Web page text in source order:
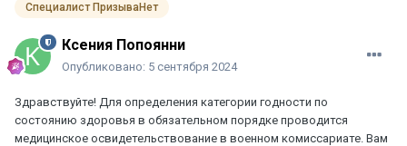
Специалист ПризываНет
Ксения Попоянни
Опубликовано: 5 сентября 2024
Здравствуйте! Для определения категории годности по
состоянию здоровья в обязательном порядке проводится
медицинское освидетельствование в военном комиссариате. Вам